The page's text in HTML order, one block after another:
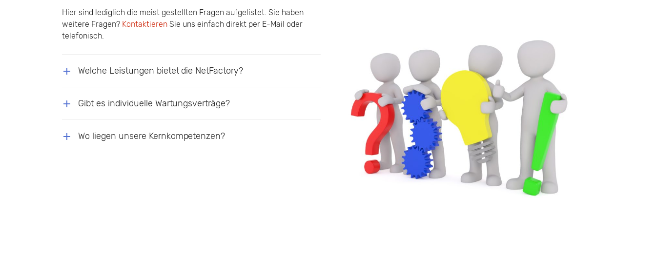
Hier sind lediglich die meist gestellten Fragen aufgelistet. Sie haben
weitere Fragen? Kontaktieren Sie uns einfach direkt per E-Mail oder
telefonisch.
Welche Leistungen bietet die NetFactory?
Gibt es individuelle Wartungsverträge?
Wo liegen unsere Kernkompetenzen?